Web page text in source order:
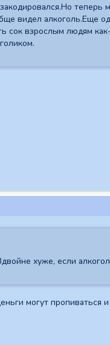
теперь
видел алкоголь.Еще
сок взрослым людям
хуже, если
могут пропиваться